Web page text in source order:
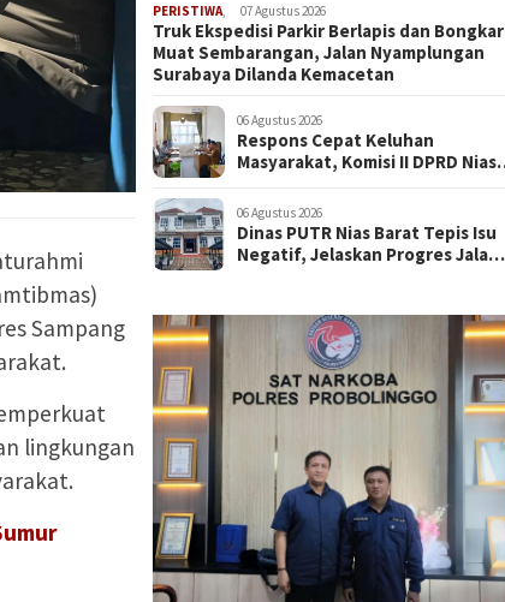
Sampang
lingkungan
PERISTIWA, 07 Agustus 2026
Truk Ekspedisi Parkir Berlapis dan Bongkar
Muat Sembarangan, Jalan Nyamplungan
Surabaya Dilanda Kemacetan
06 Agustus 2026
Respons Cepat Keluhan
Masyarakat, Komisi II DPRD Nias
Pembangunan RSU Cerah Medika
.
06 Agustus 2026
Dinas PUTR Nias Barat Tepis Isu
Negatif, Jelaskan Progres Jalan